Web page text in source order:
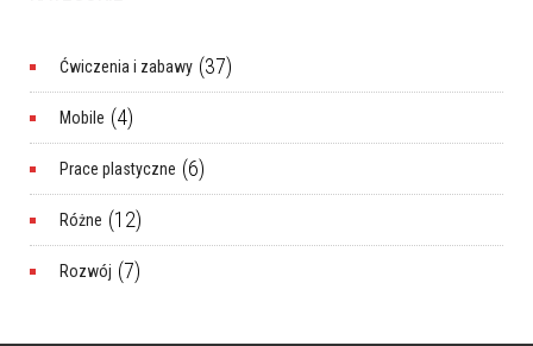
Ćwiczenia i zabawy (37)
Mobile (4)
Prace plastyczne (6)
Różne (12)
Rozwój (7)